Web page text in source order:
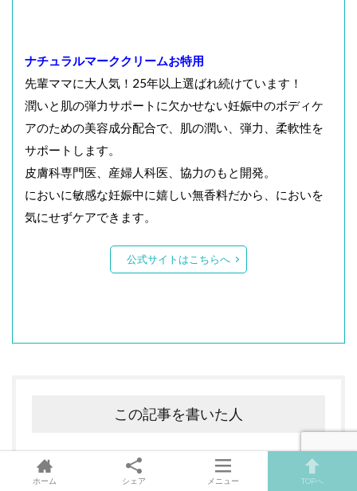
ナチュラルマーククリームお特用
先輩ママに大人気！25年以上選ばれ続けています！
潤いと肌の弾力サポートに欠かせない妊娠中のボディケ
アのための美容成分配合で、肌の潤い、弾力、柔軟性を
サポートします。
皮膚科専門医、産婦人科医、協力のもと開発。
においに敏感な妊娠中に嬉しい無香料だから、においを
気にせずケアできます。
公式サイトはこちらへ
この記事を書いた人
ホーム シェア メニュー TOPへ